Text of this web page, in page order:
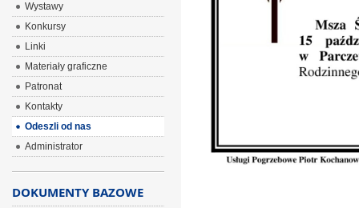
Wystawy
Konkursy
Linki
Materiały graficzne
Patronat
Kontakty
Odeszli od nas
Administrator
DOKUMENTY BAZOWE